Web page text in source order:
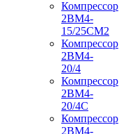
Компрессор
2ВМ4-
15/25СМ2
Компрессор
2ВМ4-
20/4
Компрессор
2ВМ4-
20/4С
Компрессор
2ВМ4-